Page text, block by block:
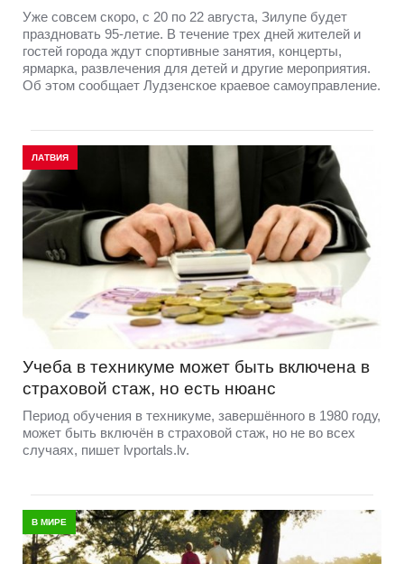
Уже совсем скоро, с 20 по 22 августа, Зилупе будет
праздновать 95-летие. В течение трех дней жителей и
гостей города ждут спортивные занятия, концерты,
ярмарка, развлечения для детей и другие мероприятия.
Об этом сообщает Лудзенское краевое самоуправление.
ЛАТВИЯ
Учеба в техникуме может быть включена в
страховой стаж, но есть нюанс
Период обучения в техникуме, завершённого в 1980 году,
может быть включён в страховой стаж, но не во всех
случаях, пишет lvportals.lv.
В МИРЕ